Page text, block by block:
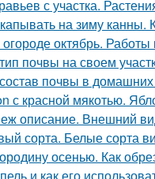
с участка.
на зиму канны.
октябрь. Работы
почвы на своем
почвы в
с красной мякотью.
описание. Внешний
сорта. Белые сорта
осенью. Как